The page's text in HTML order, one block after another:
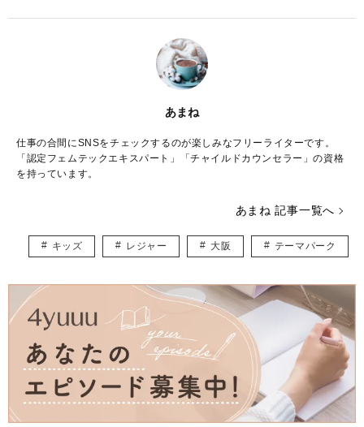
あまね
仕事の合間にSNSをチェックするのが楽しみなフリーライターです。
「認定フェムテックエキスパート」「チャイルドカウンセラー」の資格
を持っています。
あまね 記事一覧へ
キッズ レジャー 大阪 テーマパーク